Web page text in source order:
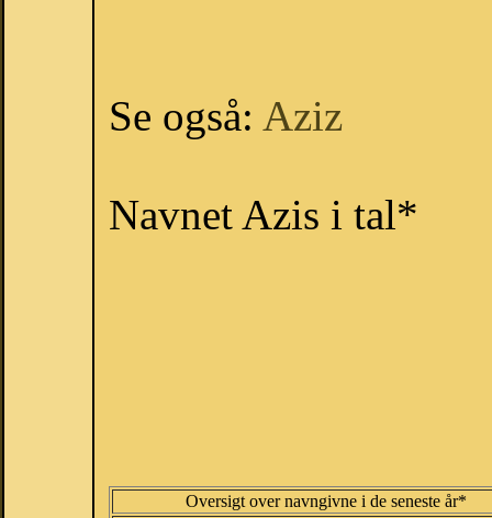
Se også: Aziz
Navnet Azis i tal*
Oversigt over navngivne i de seneste år*